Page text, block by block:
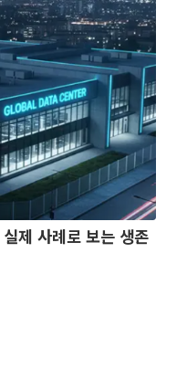
제 사례로 보는 생존